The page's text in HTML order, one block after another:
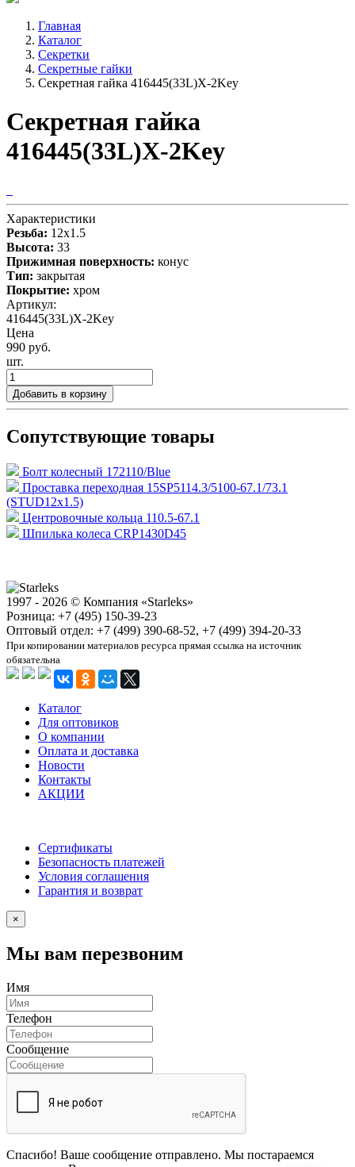
Главная
Каталог
Секретки
Секретные гайки
Секретная гайка 416445(33L)X-2Key
Секретная гайка
416445(33L)X-2Key
Характеристики
Резьба: 12x1.5
Высота: 33
Прижимная поверхность: конус
Тип: закрытая
Покрытие: хром
Артикул:
416445(33L)X-2Key
Цена
990 руб.
шт.
Добавить в корзину
Сопутствующие товары
Болт колесный 172110/Blue
Проставка переходная 15SP5114.3/5100-67.1/73.1
(STUD12x1.5)
Центровочные кольца 110.5-67.1
Шпилька колеса CRP1430D45
1997 - 2026 © Компания «Starleks»
Розница: +7 (495) 150-39-23
Оптовый отдел: +7 (499) 390-68-52, +7 (499) 394-20-33
При копировании материалов ресурса прямая ссылка на источник
обязательна
Каталог
Для оптовиков
О компании
Оплата и доставка
Новости
Контакты
АКЦИИ
Сертификаты
Безопасность платежей
Условия соглашения
Гарантия и возврат
×
Мы вам перезвоним
Имя
Телефон
Сообщение
Спасибо! Ваше сообщение отправлено. Мы постараемся